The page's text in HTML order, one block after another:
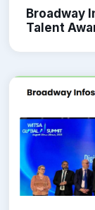
Broadway
Talent